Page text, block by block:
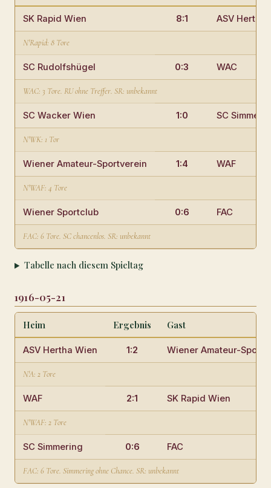
SK Rapid Wien 8:1 ASV Hertha
N'Rapid: 8 Tore
SC Rudolfshügel 0:3 WAC
WAC: 3 Tore. RU ohne Treffer. SR: unbekannt
SC Wacker Wien 1:0 SC
N'WK: 1 Tor
Wiener Amateur-Sportverein 1:4 WAF
N'WAF: 4 Tore
Wiener Sportclub 0:6 FAC
FAC: 6 Tore. SC chancenlos. SR: unbekannt
Tabelle nach diesem Spieltag
1916-05-21
Heim Ergebnis Gast
ASV Hertha Wien 1:2 Wiener Amateur-
N'A: 2 Tore
WAF 2:1 SK Rapid Wien
N'WAF: 2 Tore
SC Simmering 0:6 FAC
FAC: 6 Tore. Simmering ohne Chance. SR: unbekannt